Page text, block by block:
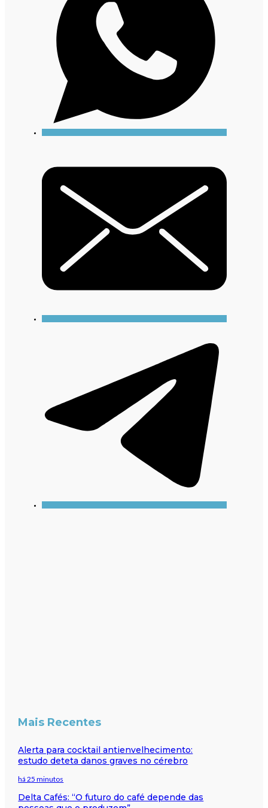
Mais Recentes
Alerta para cocktail antienvelhecimento:
estudo deteta danos graves no cérebro
há 25 minutos
Delta Cafés: “O futuro do café depende das